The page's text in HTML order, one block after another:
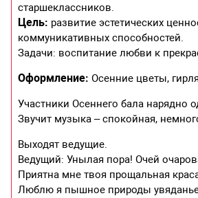
старшеклассников.
Цель: развитие эстетических
коммуникативных способностей.
Задачи: воспитание любви к
Оформление: Осенние цветы,
Участники Осеннего бала нарядно
Звучит музыка – спокойная,
Выходят ведущие.
Ведущий: Унылая пора! Очей
Приятна мне твоя прощальная
Люблю я пышное природы